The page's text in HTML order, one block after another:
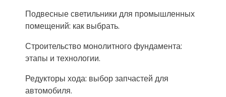
Подвесные светильники для промышленных
помещений: как выбрать.
Строительство монолитного фундамента:
этапы и технологии.
Редукторы хода: выбор запчастей для
автомобиля.